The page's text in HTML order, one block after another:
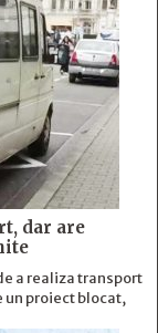
dar are
a realiza transport
un proiect blocat,